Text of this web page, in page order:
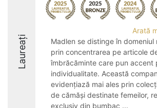
Laureați
Arată
Madlen se distinge în domeniul
prin concentrarea pe articole
îmbrăcăminte care pun accent
individualitate. Această
evidențiază mai ales prin
de cămăși destinate femeilor,
exclusiv din bumbac ...